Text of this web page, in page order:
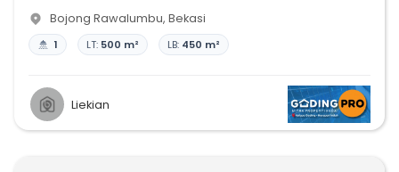
Bojong Rawalumbu, Bekasi
1 LT: 500 m² LB: 450 m²
Liekian